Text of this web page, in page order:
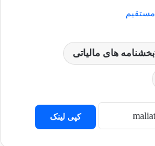
بخشنامه های مالیاتی
کپی لینک